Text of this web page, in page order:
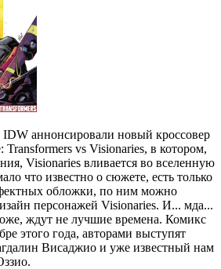
IDW аннонсировали новый кроссовер
Transformers vs Visionaries, в котором,
Visionaries вливается во вселенную
что известно о сюжете, есть только
обложки, по ним можно
персонажей Visionaries. И... мда...
ждут не лучшие времена. Комикс
этого года, авторами выступят
Висаджио и уже известный нам